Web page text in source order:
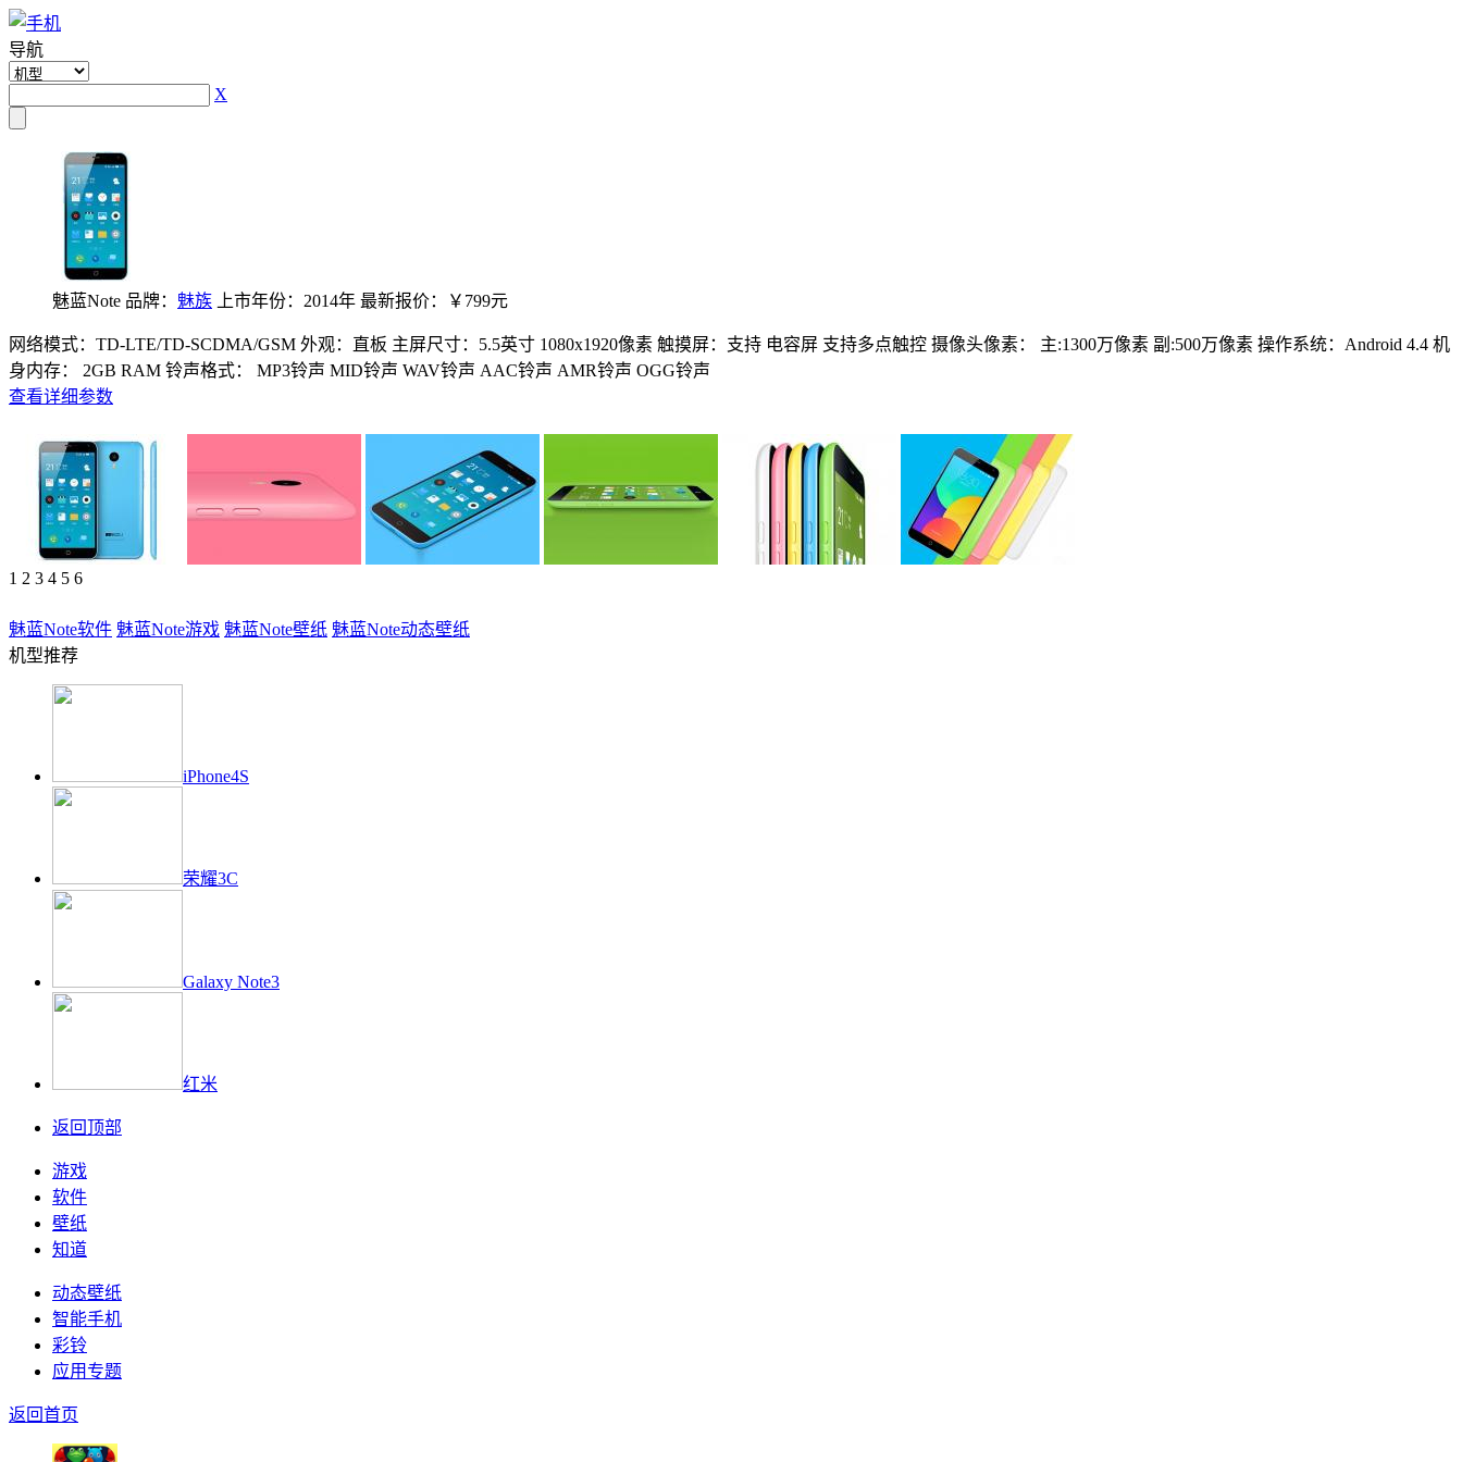
导航
X
魅蓝Note 品牌： 魅族 上市年份：2014年 最新报价：￥799元
网络模式：TD-LTE/TD-SCDMA/GSM 外观：直板 主屏尺寸：5.5英寸 1080x1920像素 触摸屏：支持 电容屏 支持多点触控 摄像头像素： 主:1300万像素 副:500万像素 操作系统：Android 4.4 机
身内存： 2GB RAM 铃声格式： MP3铃声 MID铃声 WAV铃声 AAC铃声 AMR铃声 OGG铃声
查看详细参数
1 2 3 4 5 6
魅蓝Note软件 魅蓝Note游戏 魅蓝Note壁纸 魅蓝Note动态壁纸
机型推荐
iPhone4S
荣耀3C
Galaxy Note3
红米
返回顶部
游戏
软件
壁纸
知道
动态壁纸
智能手机
彩铃
应用专题
返回首页